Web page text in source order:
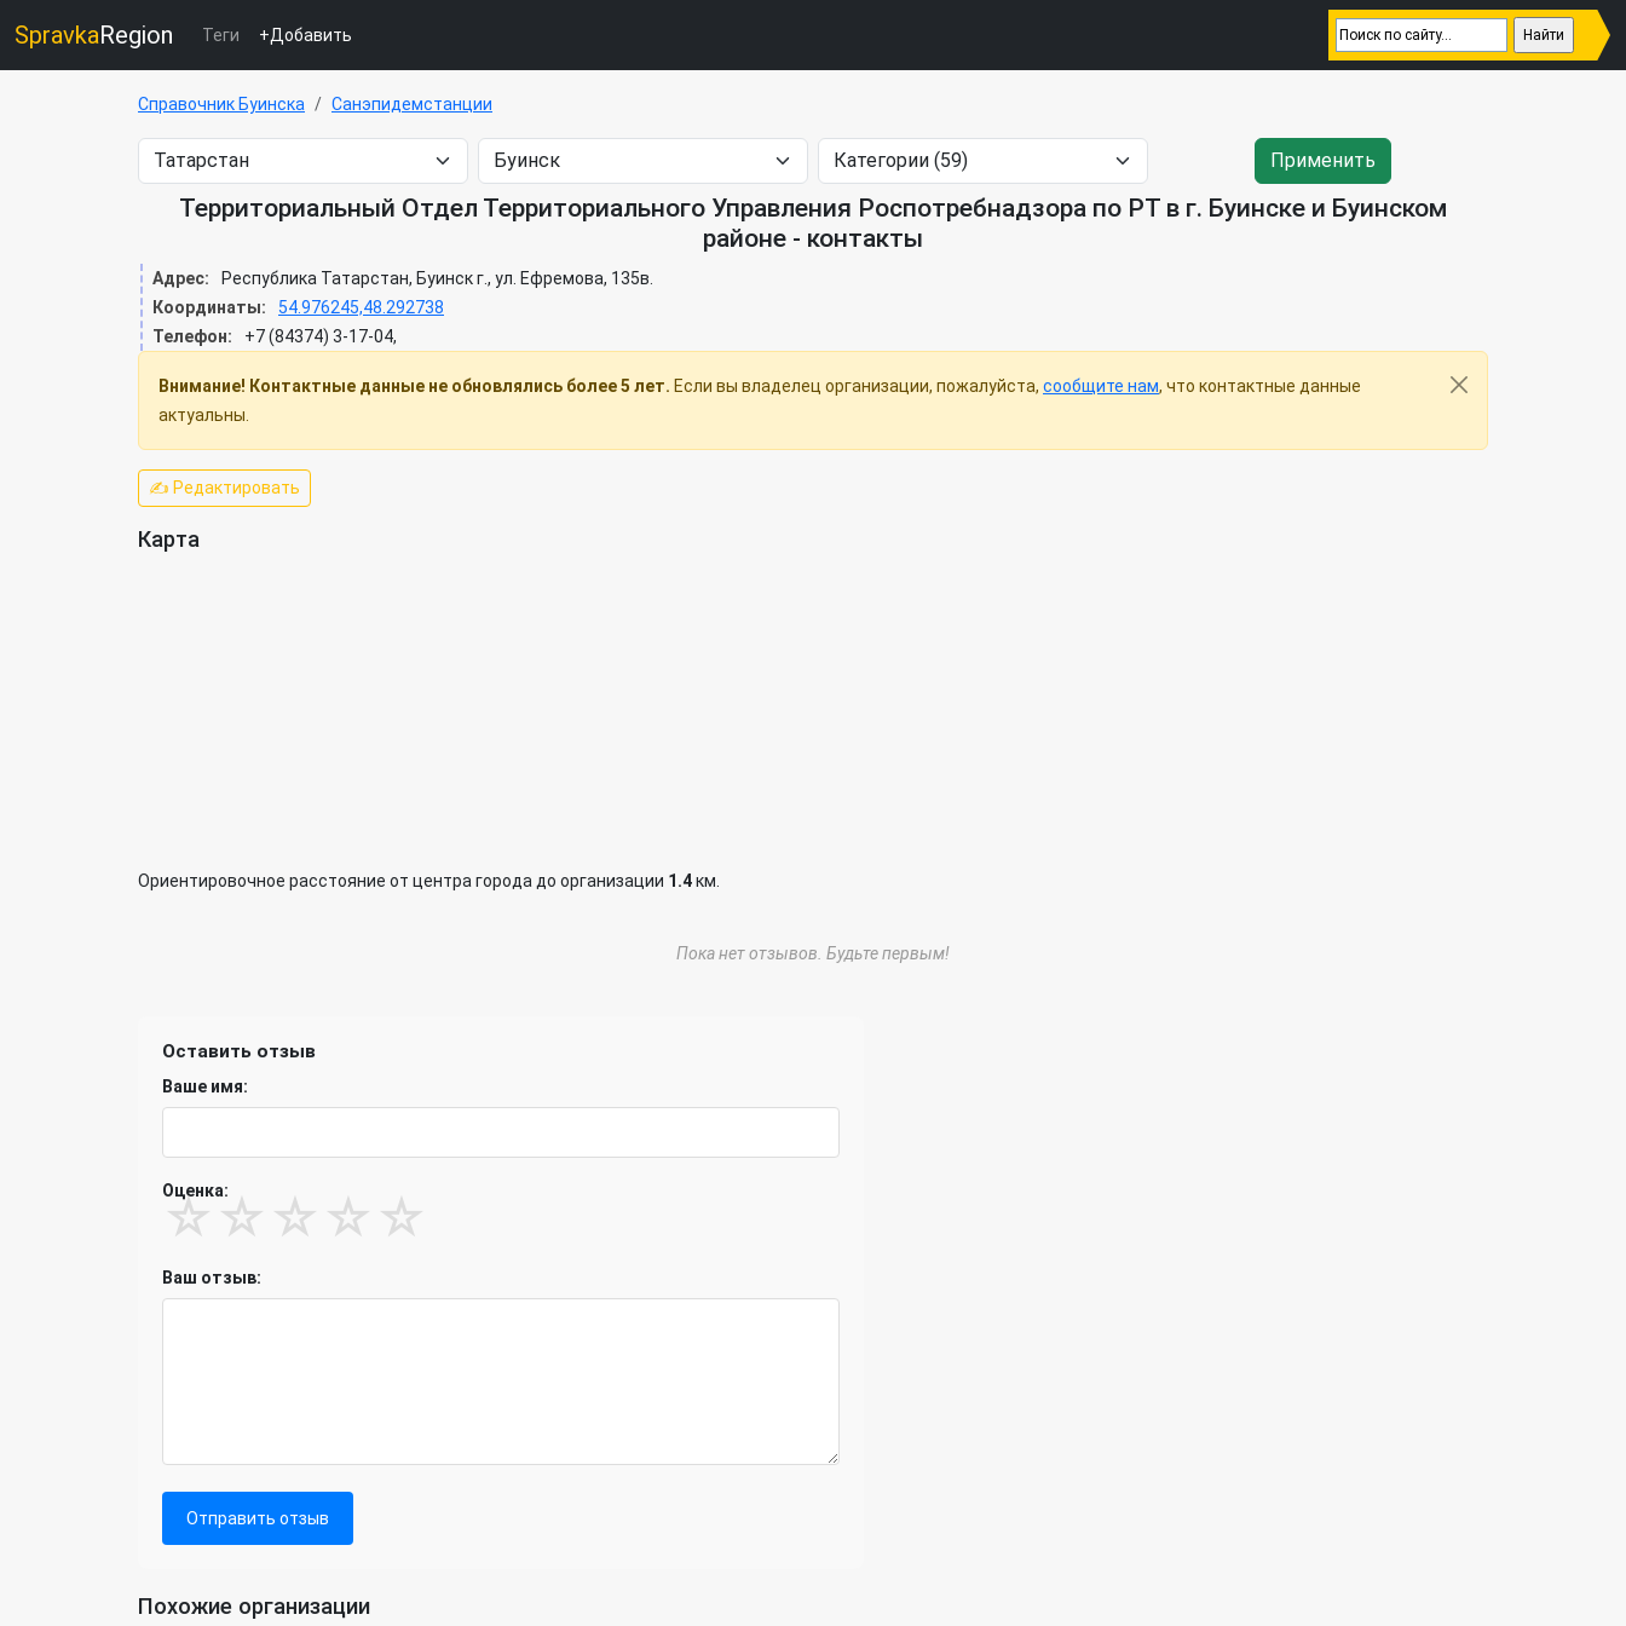
SpravkaRegion Теги +Добавить
Справочник Буинска Санэпидемстанции
Применить
Территориальный Отдел Территориального Управления Роспотребнадзора по РТ в г. Буинске и Буинском
районе - контакты
Адрес:
Республика Татарстан, Буинск г., ул. Ефремова, 135в.
Координаты:
54.976245,48.292738
Телефон:
+7 (84374) 3-17-04,
Внимание! Контактные данные не обновлялись более 5 лет. Если вы владелец организации, пожалуйста, сообщите нам, что контактные данные
актуальны.
✍ Редактировать
Карта
Ориентировочное расстояние от центра города до организации 1.4км.
Пока нет отзывов. Будьте первым!
Оставить отзыв
Ваше имя:
Оценка:
☆ ☆ ☆ ☆ ☆
Ваш отзыв:
Отправить отзыв
Похожие организации